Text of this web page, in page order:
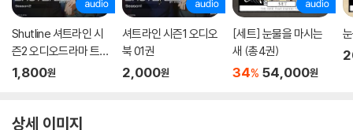
Shutline 셔트라인 시
즌2 오디오드라마 트랙
01
1,800원
셔트라인 시즌1 오디오
북 01권
2,000원
[세트] 눈물을 마시는
새 (총4권)
34% 54,000원
상세 이미지